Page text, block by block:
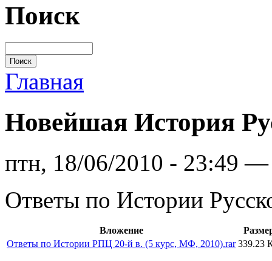
Поиск
Главная
Новейшая История
птн, 18/06/2010 - 23:49
Ответы по Истории
Вложение
Ответы по Истории РПЦ 20-й в. (5 курс, МФ, 2010).rar 339.23